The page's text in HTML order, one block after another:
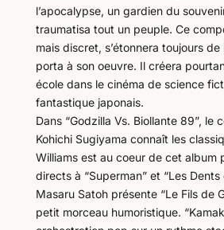
l’apocalypse, un gardien du
traumatisa tout un peuple. Ce
mais discret, s’étonnera toujours de
porta à son oeuvre. Il créera
école dans le cinéma de science
fantastique japonais.
Dans “Godzilla Vs. Biollante 89”, le
Kohichi Sugiyama connaît les
Williams est au coeur de cet album
directs à “Superman” et “Les Dents
Masaru Satoh présente “Le Fils de
petit morceau humoristique.